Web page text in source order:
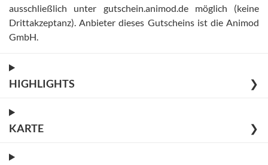
ausschließlich unter gutschein.animod.de möglich (keine
Drittakzeptanz) Anbieter dieses Gutscheins ist die Animod
GmbH
HIGHLIGHTS ❯
KARTE ❯